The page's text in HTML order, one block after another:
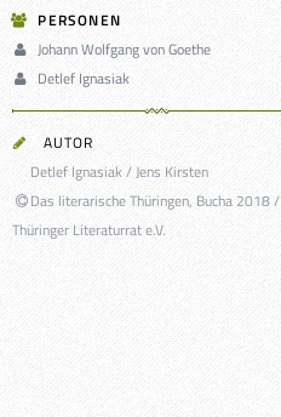
PERSONEN
Johann Wolfgang von Goethe
Detlef Ignasiak
AUTOR
Detlef Ignasiak / Jens Kirsten
Das literarische Thüringen, Bucha 2018 /
Thüringer Literaturrat e.V.